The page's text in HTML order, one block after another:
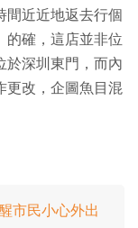
間近近地返去行個
的確，這店並非位
於深圳東門，而內
更改，企圖魚目混
市民小心外出